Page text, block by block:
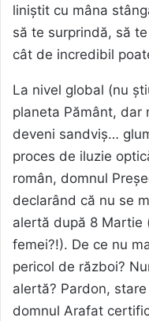
liniștit cu mâna
să te surprindă, să
cât de incredibil
La nivel global (nu
planeta Pământ, dar
deveni sandviș…
proces de iluzie
român, domnul
declarând că nu se
alertă după 8 Martie
femei?!). De ce nu
pericol de război?
alertă? Pardon,
domnul Arafat